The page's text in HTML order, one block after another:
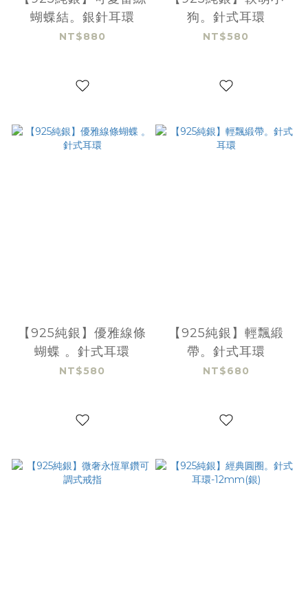
蝴蝶結。銀針耳環
NT$880
狗。針式耳環
NT$580
【925純銀】優雅線條
蝴蝶 。針式耳環
NT$580
【925純銀】輕飄緞
帶。針式耳環
NT$680